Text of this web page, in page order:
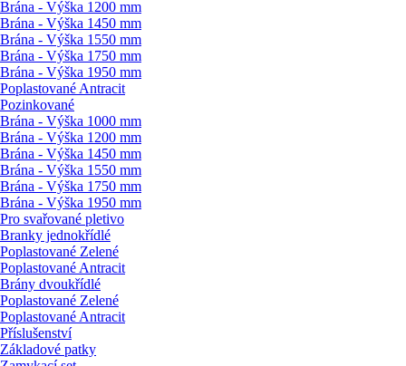
Brána - Výška 1200 mm
Brána - Výška 1450 mm
Brána - Výška 1550 mm
Brána - Výška 1750 mm
Brána - Výška 1950 mm
Poplastované Antracit
Pozinkované
Brána - Výška 1000 mm
Brána - Výška 1200 mm
Brána - Výška 1450 mm
Brána - Výška 1550 mm
Brána - Výška 1750 mm
Brána - Výška 1950 mm
Pro svařované pletivo
Branky jednokřídlé
Poplastované Zelené
Poplastované Antracit
Brány dvoukřídlé
Poplastované Zelené
Poplastované Antracit
Příslušenství
Základové patky